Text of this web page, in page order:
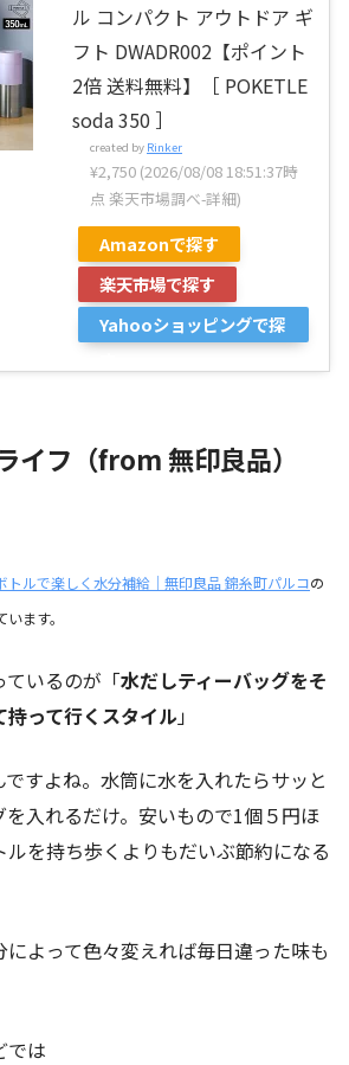
ル コンパクト アウトドア ギ
フト DWADR002【ポイント
2倍 送料無料】［ POKETLE
soda 350 ］
created by Rinker
¥2,750 (2026/08/08 18:51:37時
点 楽天市場調べ-詳細)
Amazonで探す
楽天市場で探す
Yahooショッピングで探
イフ（from 無印良品）
トルで楽しく水分補給｜無印良品 錦糸町パルコの
ます。
ているのが「水だしティーバッグをそ
って行くスタイル 」
すよね。水筒に水を入れたらサッと
入れるだけ。安いもので1個５円ほ
ルを持ち歩くよりもだいぶ節約になる
よって色々変えれば毎日違った味も
では